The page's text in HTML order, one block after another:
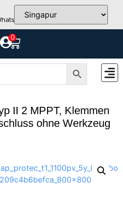
info@teutschtech.com
0
II 2 MPPT, Klemmen
ohne Werkzeug